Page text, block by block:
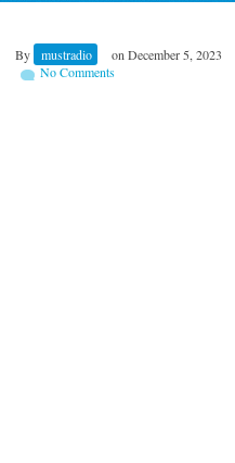
By mustradio on December 5, 2023
No Comments